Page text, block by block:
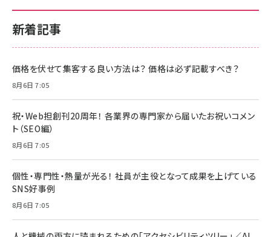
新着記事
価格を伏せて集客する良い方法は？ 価格は必ず記載すべき？
8月6日 7:05
祝・Web担創刊20周年！ 各業界の専門家から届いたお祝いコメン
ト（SEO編）
8月6日 7:05
個性・専門性・熱量が光る！ 社員が主役となって成果を上げている
SNS好事例
8月6日 7:05